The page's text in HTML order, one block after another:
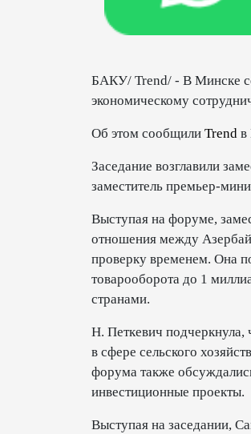
БАКУ/ Trend/ - В Минске
экономическому
Об этом сообщили Trend в
Заседание возглавили
заместитель премьер-
Выступая на форуме,
отношения между
проверку временем. Она
товарооборота до 1
странами.
Н. Петкевич подчеркнула,
в сфере сельского
форума также
инвестиционные проекты.
Выступая на заседании,